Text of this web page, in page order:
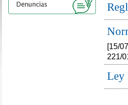
[15/
221/
Ley